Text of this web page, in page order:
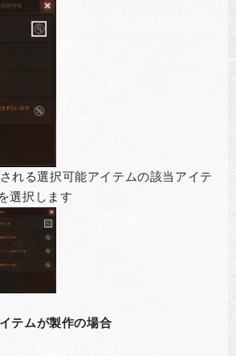
れる選択可能アイテムの該当アイテ
選択します
テムが製作の場合